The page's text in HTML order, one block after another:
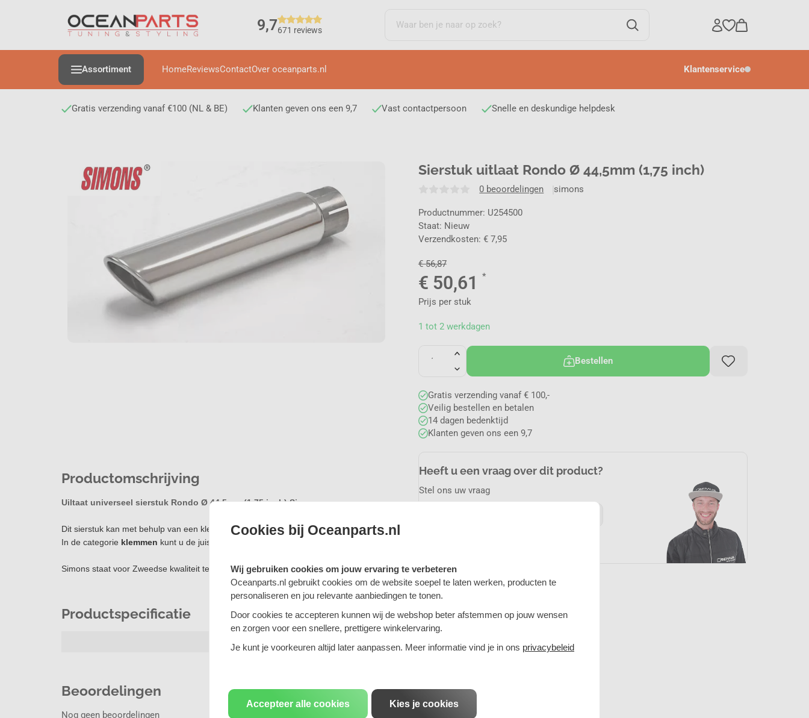
9,7671 reviews
Assortiment HomeReviewsContactOver oceanparts.nl Klantenservice
Gratis verzending vanaf €100 (NL & BE) Klanten geven ons een 9,7 Vast contactpersoon Snelle en deskundige helpdesk
Sierstuk uitlaat Rondo Ø 44,5mm (1,75 inch)
0 beoordelingen simons
Productnummer: U254500
Staat: Nieuw
Verzendkosten: € 7,95
€ 56,87
€ 50,61 *
Prijs per stuk
1 tot 2 werkdagen
Bestellen
Gratis verzending vanaf € 100,-
Veilig bestellen en betalen
14 dagen bedenktijd
Klanten geven ons een 9,7
Heeft u een vraag over dit product?
Stel ons uw vraag
Productomschrijving
Uiltaat universeel sierstuk Rondo Ø 44,5mm (1,75 inch) Simons
Dit sierstuk kan met behulp van een klem worden gemonteerd.
In de categorie klemmen kunt u de juiste klem vinden.
Simons staat voor Zweedse kwaliteit tegen een scherpe prijs.
Productspecificatie
44,5mm (1,75 inch)
Beoordelingen
Nog geen beoordelingen
Cookies bij Oceanparts.nl
Wij gebruiken cookies om jouw ervaring te verbeteren
Oceanparts.nl gebruikt cookies om de website soepel te laten werken, producten te
personaliseren en jou relevante aanbiedingen te tonen.
Door cookies te accepteren kunnen wij de webshop beter afstemmen op jouw wensen
en zorgen voor een snellere, prettigere winkelervaring.
Je kunt je voorkeuren altijd later aanpassen. Meer informatie vind je in ons privacybeleid
Accepteer alle cookies Kies je cookies